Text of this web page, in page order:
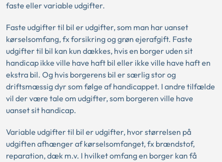
faste eller variable udgifter.
Faste udgifter til bil er udgifter, som man har uanset
kørselsomfang, fx forsikring og grøn ejerafgift. Faste
udgifter til bil kan kun dækkes, hvis en borger uden sit
handicap ikke ville have haft bil eller ikke ville have haft en
ekstra bil. Og hvis borgerens bil er særlig stor og
driftsmæssig dyr som følge af handicappet. I andre tilfælde
vil der være tale om udgifter, som borgeren ville have
uanset sit handicap.
Variable udgifter til bil er udgifter, hvor størrelsen på
udgiften afhænger af kørselsomfanget, fx brændstof,
reparation, dæk m.v. I hvilket omfang en borger kan få